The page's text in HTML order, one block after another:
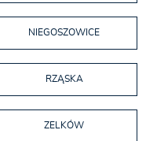
NIEGOSZOWICE
RZĄSKA
ZELKÓW